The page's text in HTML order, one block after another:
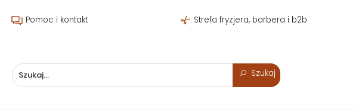
Pomoc i kontakt Strefa fryzjera, barbera i b2b
Szukaj